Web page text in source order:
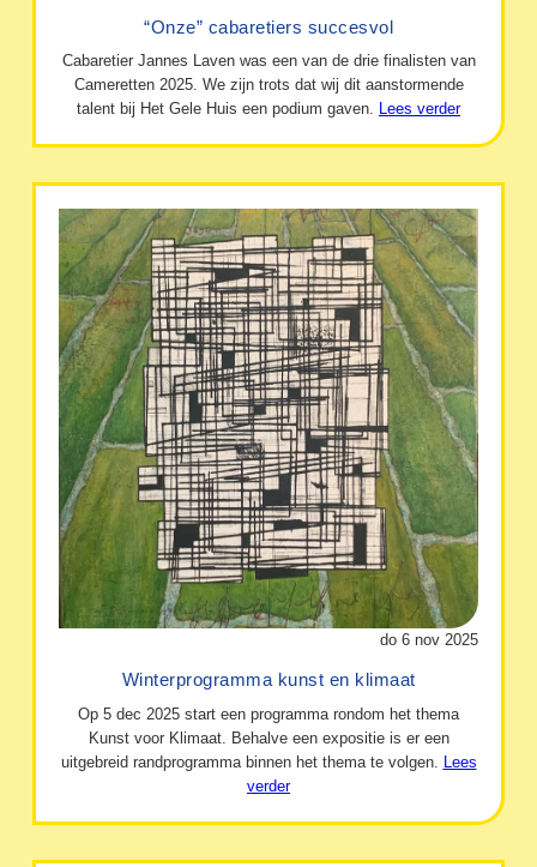
“Onze” cabaretiers succesvol
Cabaretier Jannes Laven was een van de drie finalisten van
Cameretten 2025. We zijn trots dat wij dit aanstormende
talent bij Het Gele Huis een podium gaven. Lees verder
do 6 nov 2025
Winterprogramma kunst en klimaat
Op 5 dec 2025 start een programma rondom het thema
Kunst voor Klimaat. Behalve een expositie is er een
uitgebreid randprogramma binnen het thema te volgen.
Lees
verder